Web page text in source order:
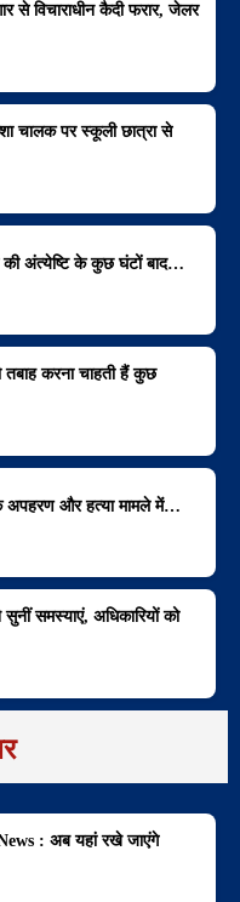
से विचाराधीन कैदी फरार, जेलर
चालक पर स्कूली छात्रा से
की अंत्येष्टि के कुछ घंटों बाद…
करना चाहती हैं कुछ
के अपहरण और हत्या मामले में…
समस्याएं, अधिकारियों को
: अब यहां रखे जाएंगे